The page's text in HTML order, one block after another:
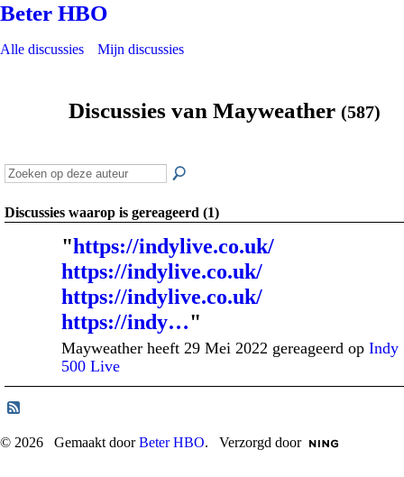
Beter HBO
Alle discussies Mijn discussies
Discussies van Mayweather (587)
Discussies waarop is gereageerd (1)
"https://indylive.co.uk/
https://indylive.co.uk/
https://indylive.co.uk/
https://indy…"
Mayweather heeft 29 Mei 2022 gereageerd op Indy
500 Live
© 2026 Gemaakt doorBeter HBO. Verzorgd door